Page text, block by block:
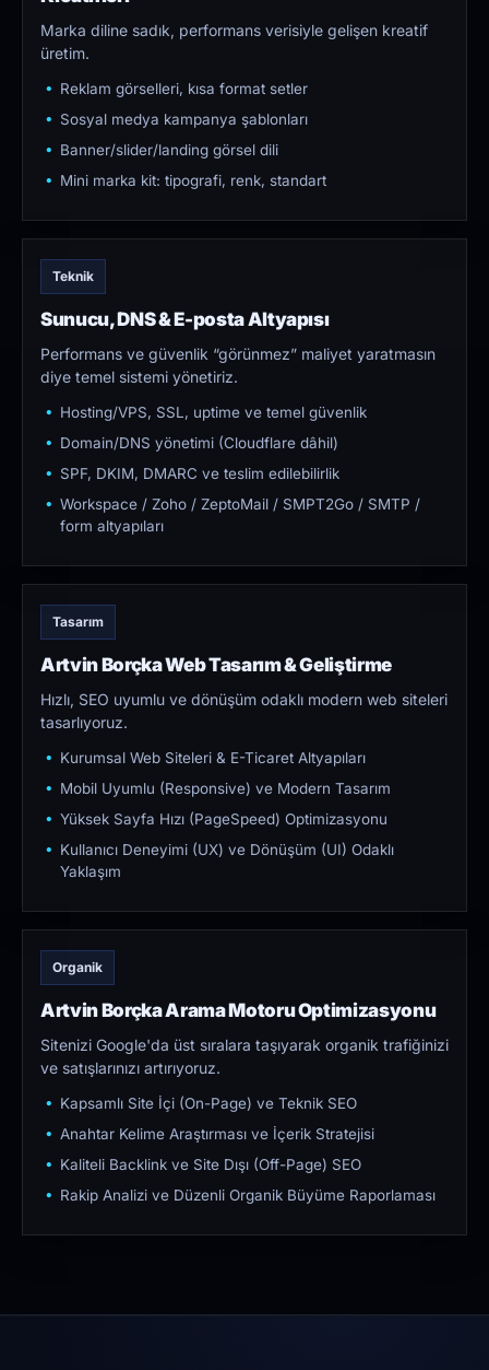
Marka diline sadık, performans verisiyle gelişen kreatif
üretim.
Reklam görselleri, kısa format setler
Sosyal medya kampanya şablonları
Banner/slider/landing görsel dili
Mini marka kit: tipografi, renk, standart
Teknik
Sunucu, DNS & E-posta Altyapısı
Performans ve güvenlik “görünmez” maliyet yaratmasın
diye temel sistemi yönetiriz.
Hosting/VPS, SSL, uptime ve temel güvenlik
Domain/DNS yönetimi (Cloudflare dâhil)
SPF, DKIM, DMARC ve teslim edilebilirlik
Workspace / Zoho / ZeptoMail / SMPT2Go / SMTP /
form altyapıları
Tasarım
Artvin Borçka Web Tasarım & Geliştirme
Hızlı, SEO uyumlu ve dönüşüm odaklı modern web siteleri
tasarlıyoruz.
Kurumsal Web Siteleri & E-Ticaret Altyapıları
Mobil Uyumlu (Responsive) ve Modern Tasarım
Yüksek Sayfa Hızı (PageSpeed) Optimizasyonu
Kullanıcı Deneyimi (UX) ve Dönüşüm (UI) Odaklı
Yaklaşım
Organik
Artvin Borçka Arama Motoru Optimizasyonu
Sitenizi Google'da üst sıralara taşıyarak organik trafiğinizi
ve satışlarınızı artırıyoruz.
Kapsamlı Site İçi (On-Page) ve Teknik SEO
Anahtar Kelime Araştırması ve İçerik Stratejisi
Kaliteli Backlink ve Site Dışı (Off-Page) SEO
Rakip Analizi ve Düzenli Organik Büyüme Raporlaması